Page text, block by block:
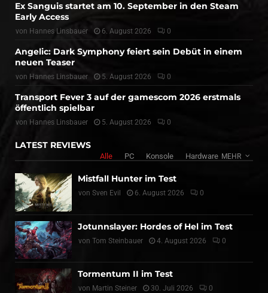
Ex Sanguis startet am 10. September in den Steam
Early Access
von Hannes Linsbauer 6. August 2026 0
Angelic: Dark Symphony feiert sein Debüt in einem
neuen Teaser
von Hannes Linsbauer 5. August 2026 0
Transport Fever 3 auf der gamescom 2026 erstmals
öffentlich spielbar
von Hannes Linsbauer 5. August 2026 0
LATEST REVIEWS
Alle PC Konsole Hardware MEHR
Mistfall Hunter im Test
von Sven Evil 6. August 2026 0
Jotunnslayer: Hordes of Hel im Test
von Tom Steinbauer 4. August 2026 0
Tormentum II im Test
von Martin Steiner 30. Juli 2026 0